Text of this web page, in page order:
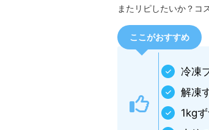
またリピしたいか？コ
ここがおすすめ
冷凍
解凍
1kg